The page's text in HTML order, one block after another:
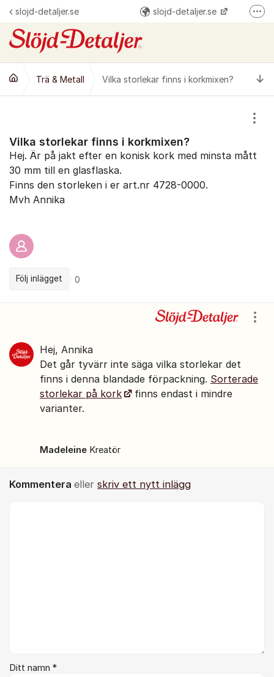
Hoppa till innehåll
slojd-detaljer.se slojd-detaljer.se
Trä & Metall Vilka storlekar finns i korkmixen?
Vilka storlekar finns i korkmixen?
Hej. Är på jakt efter en konisk kork med minsta mått
30 mm till en glasflaska.
Finns den storleken i er art.nr 4728-0000.
Mvh Annika
Följ inlägget 0
Hej, Annika
Det går tyvärr inte säga vilka storlekar det
finns i denna blandade förpackning. Sorterade
storlekar på kork
finns endast i mindre
varianter.
Madeleine Kreatör
Kommentera eller skriv ett nytt inlägg
Ditt namn *